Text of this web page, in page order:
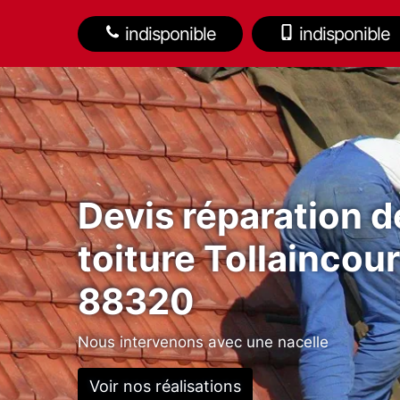
indisponible indisponible
Devis réparation
toiture
88320
Nous intervenons avec une nacelle
Voir nos réalisations